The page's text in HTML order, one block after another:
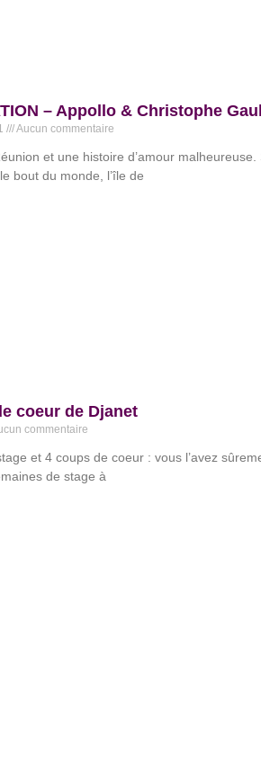
– Appollo & Christophe
Aucun commentaire
et une histoire d’amour
bout du monde, l’île de
coeur de Djanet
commentaire
et 4 coups de coeur : vous l’avez
de stage à